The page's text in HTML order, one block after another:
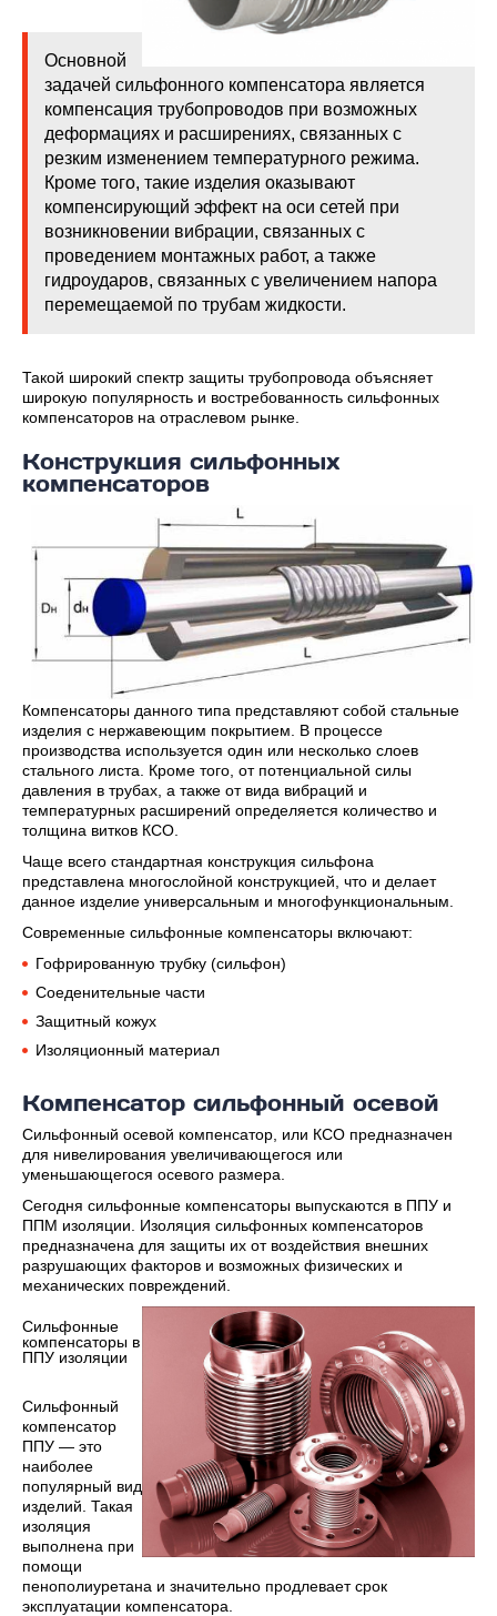
Основной
задачей сильфонного компенсатора является
компенсация трубопроводов при возможных
деформациях и расширениях, связанных с
резким изменением температурного режима.
Кроме того, такие изделия оказывают
компенсирующий эффект на оси сетей при
возникновении вибрации, связанных с
проведением монтажных работ, а также
гидроударов, связанных с увеличением напора
перемещаемой по трубам жидкости.
Такой широкий спектр защиты трубопровода объясняет
широкую популярность и востребованность сильфонных
компенсаторов на отраслевом рынке.
Конструкция сильфонных
компенсаторов
Компенсаторы данного типа представляют собой стальные
изделия с нержавеющим покрытием. В процессе
производства используется один или несколько слоев
стального листа. Кроме того, от потенциальной силы
давления в трубах, а также от вида вибраций и
температурных расширений определяется количество и
толщина витков КСО.
Чаще всего стандартная конструкция сильфона
представлена многослойной конструкцией, что и делает
данное изделие универсальным и многофункциональным.
Современные сильфонные компенсаторы включают:
Гофрированную трубку (сильфон)
Соеденительные части
Защитный кожух
Изоляционный материал
Компенсатор сильфонный осевой
Сильфонный осевой компенсатор, или КСО предназначен
для нивелирования увеличивающегося или
уменьшающегося осевого размера.
Сегодня сильфонные компенсаторы выпускаются в ППУ и
ППМ изоляции. Изоляция сильфонных компенсаторов
предназначена для защиты их от воздействия внешних
разрушающих факторов и возможных физических и
механических повреждений.
Сильфонные
компенсаторы в
ППУ изоляции
Сильфонный
компенсатор
ППУ — это
наиболее
популярный вид
изделий. Такая
изоляция
выполнена при
помощи
пенополиуретана и значительно продлевает срок
эксплуатации компенсатора.